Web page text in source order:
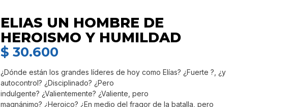
ELIAS UN HOMBRE DE
HEROISMO Y HUMILDAD
$ 30.600
¿Dónde están los grandes líderes de hoy como Elías? ¿Fuerte ?, ¿y
autocontrol? ¿Disciplinado? ¿Pero
indulgente? ¿Valientemente? ¿Valiente, pero
magnánimo? ¿Heroico? ¿En medio del fragor de la batalla, pero